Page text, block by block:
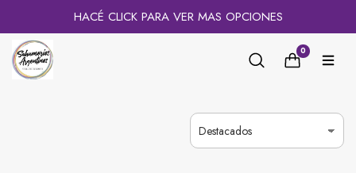
HACÉ CLICK PARA VER MAS OPCIONES
0